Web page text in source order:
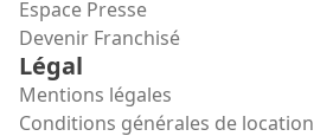
Espace Presse
Devenir Franchisé
Légal
Mentions légales
Conditions générales de location